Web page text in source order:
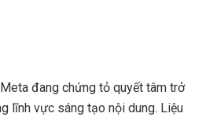
đang chứng tỏ quyết tâm trở
lĩnh vực sáng tạo nội dung. Liệu